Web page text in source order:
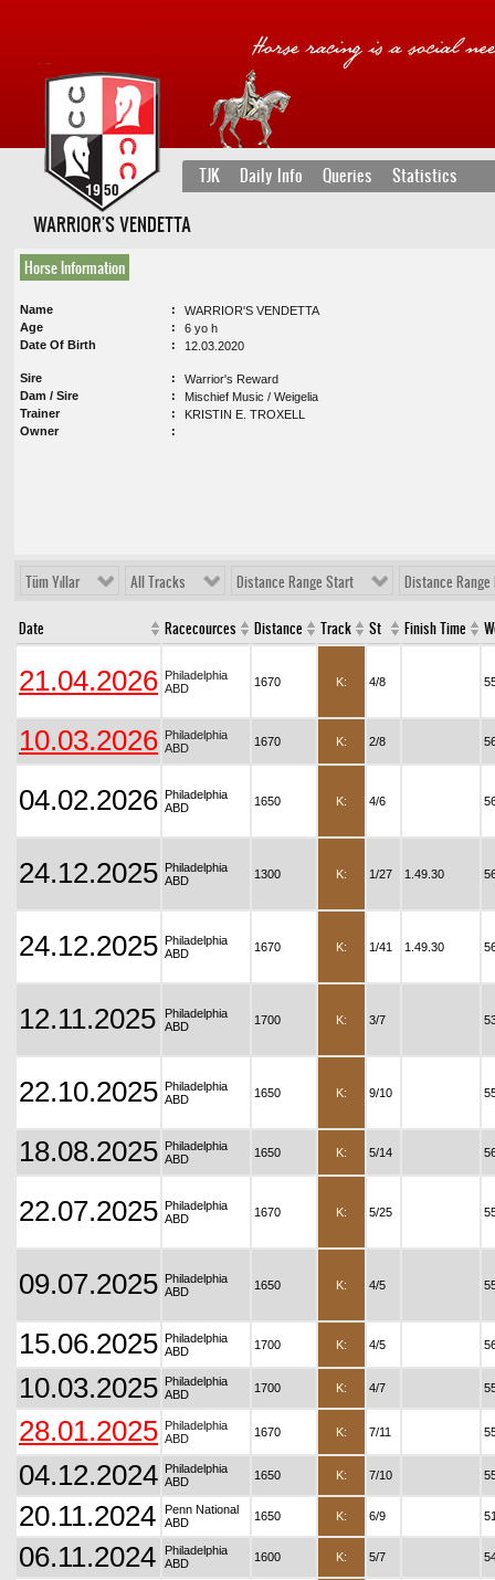
TJK Daily Info Queries Statistics
WARRIOR'S VENDETTA
Horse Information
Name
WARRIOR'S VENDETTA
Age
6 yo h
Date Of Birth
12.03.2020
Sire
Warrior's Reward
Dam / Sire
Mischief Music / Weigelia
Trainer
KRISTIN E. TROXELL
Owner
Tüm Yıllar All Tracks Distance Range Start Distance Range
Date Racecources Distance Track St Finish Time
21.04.2026 Philadelphia
ABD
1670 K: 4/8
10.03.2026 Philadelphia
ABD
1670 K: 2/8
04.02.2026 Philadelphia
ABD
1650 K: 4/6
24.12.2025 Philadelphia
ABD
1300 K: 1/27 1.49.30
24.12.2025 Philadelphia
ABD
1670 K: 1/41 1.49.30
12.11.2025
Philadelphia
ABD
1700 K: 3/7
22.10.2025 Philadelphia
ABD
1650 K: 9/10
18.08.2025 Philadelphia
ABD
1650 K: 5/14
22.07.2025 Philadelphia
ABD
1670 K: 5/25
09.07.2025 Philadelphia
ABD
1650 K: 4/5
15.06.2025 Philadelphia
ABD
1700 K: 4/5
10.03.2025 Philadelphia
ABD
1700 K: 4/7
28.01.2025 Philadelphia
ABD
1670 K: 7/11
04.12.2024 Philadelphia
ABD
1650 K: 7/10
20.11.2024
Penn National
ABD
1650 K: 6/9
06.11.2024
Philadelphia
ABD
1600 K: 5/7